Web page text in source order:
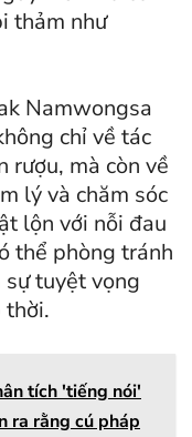
thảm như
Namwongsa
chỉ về tác
rượu, mà còn về
lý và chăm sóc
lộn với nỗi đau
thể phòng tránh
sự tuyệt vọng
thời.
tích 'tiếng nói'
ra rằng cú pháp